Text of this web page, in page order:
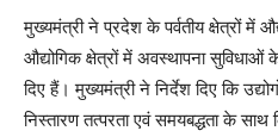
मुख्यमंत्री ने प्रदेश के पर्वतीय क्षेत्रों में
औद्योगिक क्षेत्रों में अवस्थापना सुविधाओं
दिए हैं। मुख्यमंत्री ने निर्देश दिए कि
निस्तारण तत्परता एवं समयबद्धता के साथ